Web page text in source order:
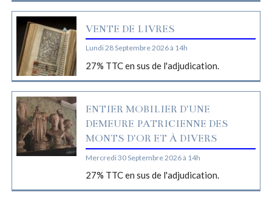
VENTE DE LIVRES
Lundi 28 Septembre 2026 à 14h
27% TTC en sus de l'adjudication.
ENTIER MOBILIER D'UNE
DEMEURE PATRICIENNE DES
MONTS D'OR ET À DIVERS
Mercredi 30 Septembre 2026 à 14h
27% TTC en sus de l'adjudication.